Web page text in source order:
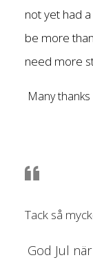
not yet had
be more
need more
Many thanks
Tack så
God Jul